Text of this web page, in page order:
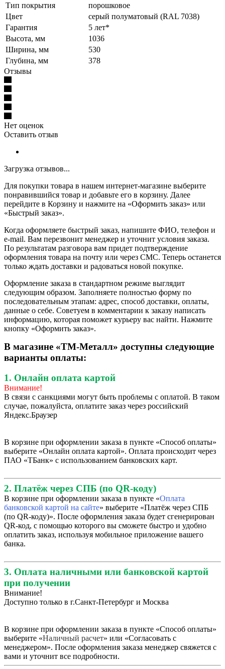
Тип покрытия
порошковое
Цвет
серый полуматовый (RAL 7038)
Гарантия
5 лет*
Высота, мм
1036
Ширина, мм
530
Глубина, мм
378
Отзывы
Нет оценок
Оставить отзыв
Загрузка отзывов...
Для покупки товара в нашем интернет-магазине выберите
понравившийся товар и добавьте его в корзину. Далее
перейдите в Корзину и нажмите на «Оформить заказ» или
«Быстрый заказ».
Когда оформляете быстрый заказ, напишите ФИО, телефон и
e-mail. Вам перезвонит менеджер и уточнит условия заказа.
По результатам разговора вам придет подтверждение
оформления товара на почту или через СМС. Теперь останется
только ждать доставки и радоваться новой покупке.
Оформление заказа в стандартном режиме выглядит
следующим образом. Заполняете полностью форму по
последовательным этапам: адрес, способ доставки, оплаты,
данные о себе. Советуем в комментарии к заказу написать
информацию, которая поможет курьеру вас найти. Нажмите
кнопку «Оформить заказ».
В магазине «ТМ-Металл» доступны следующие
варианты оплаты:
1. Онлайн оплата картой
Внимание!
В связи с санкциями могут быть проблемы с оплатой. В таком
случае, пожалуйста, оплатите заказ через российский
Яндекс.Браузер
В корзине при оформлении заказа в пункте «Способ оплаты»
выберите «Онлайн оплата картой». Оплата происходит через
ПАО «ТБанк» с использованием банковских карт.
2. Платёж через СПБ (по QR-коду)
В корзине при оформлении заказа в пункте «Оплата
банковской картой на сайте» выберите «Платёж через СПБ
(по QR-коду)». После оформления заказа будет сгенерирован
QR-код, с помощью которого вы сможете быстро и удобно
оплатить заказ, используя мобильное приложение вашего
банка.
3. Оплата наличными или банковской картой
при получении
Внимание!
Доступно только в г.Санкт-Петербург и Москва
В корзине при оформлении заказа в пункте «Способ оплаты»
выберите «Наличный расчет» или «Согласовать с
менеджером». После оформления заказа менеджер свяжется с
вами и уточнит все подробности.